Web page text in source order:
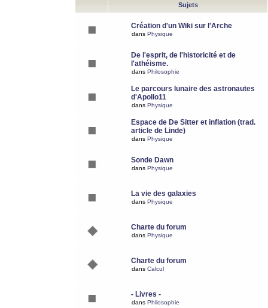
Sujets
Création d'un Wiki sur l'Arche
dans Physique
De l'esprit, de l'historicité et de
l'athéisme.
dans Philosophie
Le parcours lunaire des astronautes
d'Apollo11
dans Physique
Espace de De Sitter et inflation (trad.
article de Linde)
dans Physique
Sonde Dawn
dans Physique
La vie des galaxies
dans Physique
Charte du forum
dans Physique
Charte du forum
dans Calcul
- Livres -
dans Philosophie